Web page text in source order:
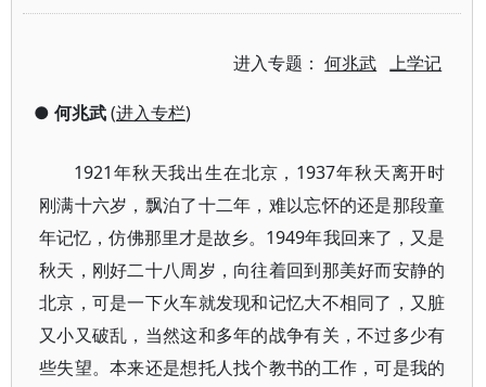
进入专题：何兆武 上学记
● 何兆武(进入专栏)
1921年秋天我出生在北京，1937年秋天离开时
刚满十六岁，飘泊了十二年，难以忘怀的还是那段童
年记忆，仿佛那里才是故乡。1949年我回来了，又是
秋天，刚好二十八周岁，向往着回到那美好而安静的
北京，可是一下火车就发现和记忆大不相同了，又脏
又小又破乱，当然这和多年的战争有关，不过多少有
些失望。本来还是想托人找个教书的工作，可是我的